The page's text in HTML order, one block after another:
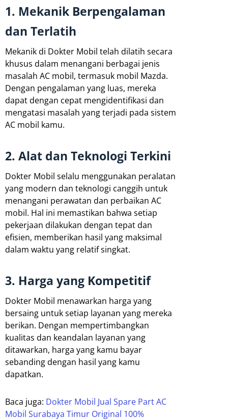
1. Mekanik Berpengalaman
dan Terlatih
Mekanik di Dokter Mobil telah dilatih secara
khusus dalam menangani berbagai jenis
masalah AC mobil, termasuk mobil Mazda.
Dengan pengalaman yang luas, mereka
dapat dengan cepat mengidentifikasi dan
mengatasi masalah yang terjadi pada sistem
AC mobil kamu.
2. Alat dan Teknologi Terkini
Dokter Mobil selalu menggunakan peralatan
yang modern dan teknologi canggih untuk
menangani perawatan dan perbaikan AC
mobil. Hal ini memastikan bahwa setiap
pekerjaan dilakukan dengan tepat dan
efisien, memberikan hasil yang maksimal
dalam waktu yang relatif singkat.
3. Harga yang Kompetitif
Dokter Mobil menawarkan harga yang
bersaing untuk setiap layanan yang mereka
berikan. Dengan mempertimbangkan
kualitas dan keandalan layanan yang
ditawarkan, harga yang kamu bayar
sebanding dengan hasil yang kamu
dapatkan.
Baca juga: Dokter Mobil Jual Spare Part AC
Mobil Surabaya Timur Original 100%